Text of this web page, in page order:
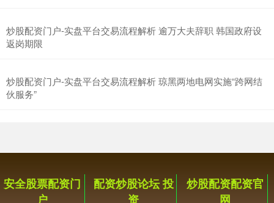
炒股配资门户-实盘平台交易流程解析 逾万大夫辞职 韩国政府设
返岗期限
炒股配资门户-实盘平台交易流程解析 琼黑两地电网实施“跨网结
伙服务”
安全股票配资门
户
配资炒股论坛 投
资
炒股配资配资官
网